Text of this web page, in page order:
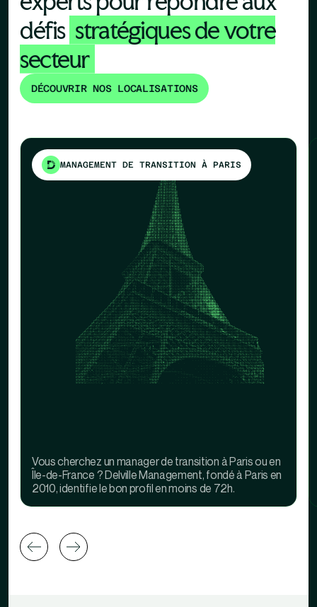
défis stratégiques de votre
secteur
DÉCOUVRIR NOS LOCALISATIONS
MANAGEMENT DE TRANSITION À PARIS
Vous cherchez un manager de transition à Paris ou en
Île-de-France ? Delville Management, fondé à Paris en
2010, identifie le bon profil en moins de 72h.